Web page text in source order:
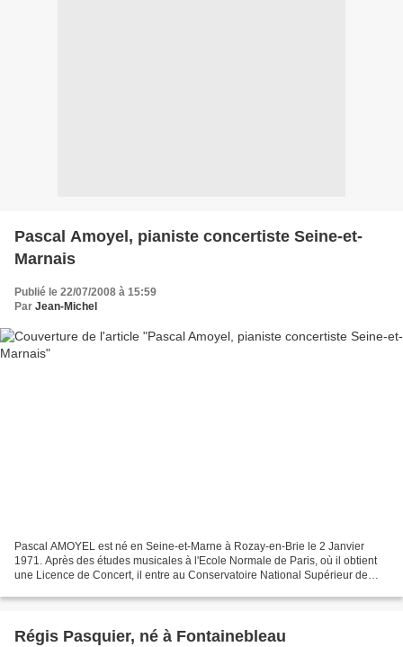
Pascal Amoyel, pianiste concertiste Seine-et-
Marnais
Publié le 22/07/2008 à 15:59
Par Jean-Michel
Pascal AMOYEL est né en Seine-et-Marne à Rozay-en-Brie le 2 Janvier
1971. Après des études musicales à l'Ecole Normale de Paris, où il obtient
une Licence de Concert, il entre au Conservatoire National Supérieur de
Régis Pasquier, né à Fontainebleau